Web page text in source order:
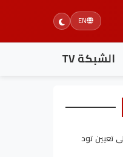
EN
الشبكة TV
تعيين تود